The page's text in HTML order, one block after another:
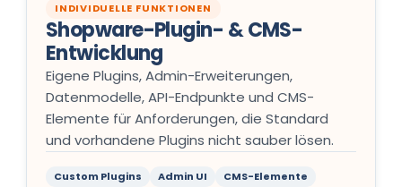
INDIVIDUELLE FUNKTIONEN
Shopware-Plugin- & CMS-
Entwicklung
Eigene Plugins, Admin-Erweiterungen,
Datenmodelle, API-Endpunkte und CMS-
Elemente für Anforderungen, die Standard
und vorhandene Plugins nicht sauber lösen.
Custom Plugins Admin UI CMS-Elemente